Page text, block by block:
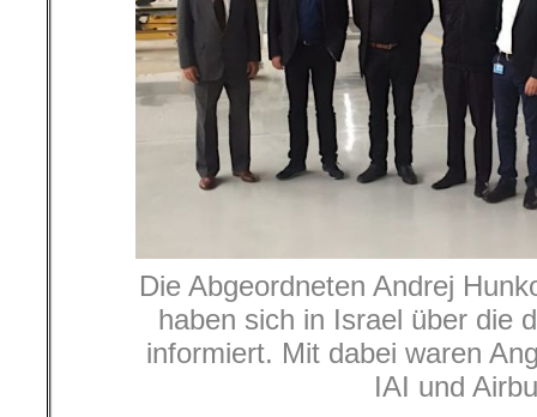
Die Abgeordneten Andrej
haben sich in Israel über die
informiert. Mit dabei waren
IAI und